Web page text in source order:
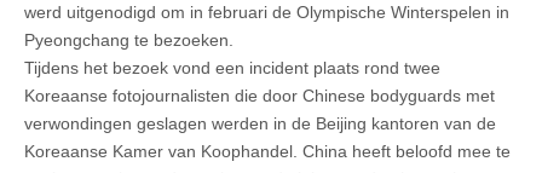
werd uitgenodigd om in februari de Olympische Winterspelen in
Pyeongchang te bezoeken.
Tijdens het bezoek vond een incident plaats rond twee
Koreaanse fotojournalisten die door Chinese bodyguards met
verwondingen geslagen werden in de Beijing kantoren van de
Koreaanse Kamer van Koophandel. China heeft beloofd mee te